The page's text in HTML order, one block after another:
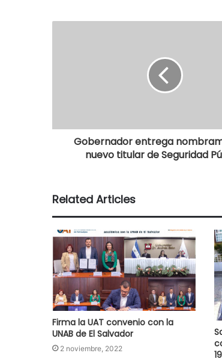
Gobernador entrega
nuevo titular de Seguridad
Related Articles
Firma la UAT convenio con la
UNAB de El Salvador
2 noviembre, 2022
19